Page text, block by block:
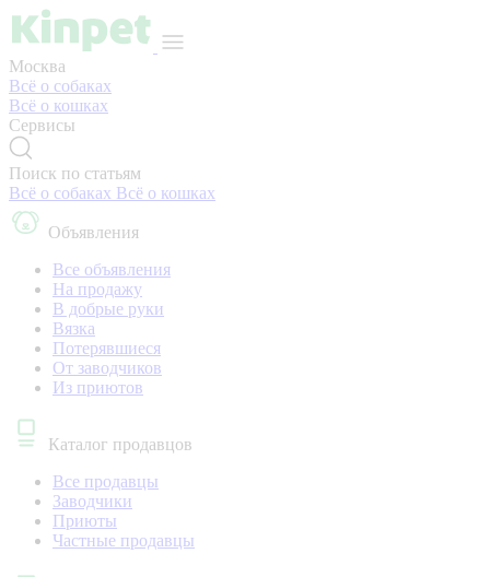
Москва
Всё о собаках
Всё о кошках
Сервисы
Поиск по статьям
Всё о собаках Всё о кошках
Объявления
Все объявления
На продажу
В добрые руки
Вязка
Потерявшиеся
От заводчиков
Из приютов
Каталог продавцов
Все продавцы
Заводчики
Приюты
Частные продавцы